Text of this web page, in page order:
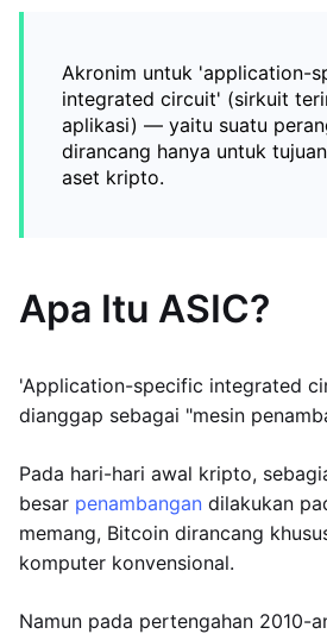
Akronim untuk 'application-
integrated circuit' (sirkuit
aplikasi) — yaitu suatu
dirancang hanya untuk
aset kripto.
Apa Itu ASIC?
'Application-specific integrated
dianggap sebagai "mesin
Pada hari-hari awal kripto,
besar penambangan dilakukan
memang, Bitcoin dirancang
komputer konvensional.
Namun pada pertengahan 2010-